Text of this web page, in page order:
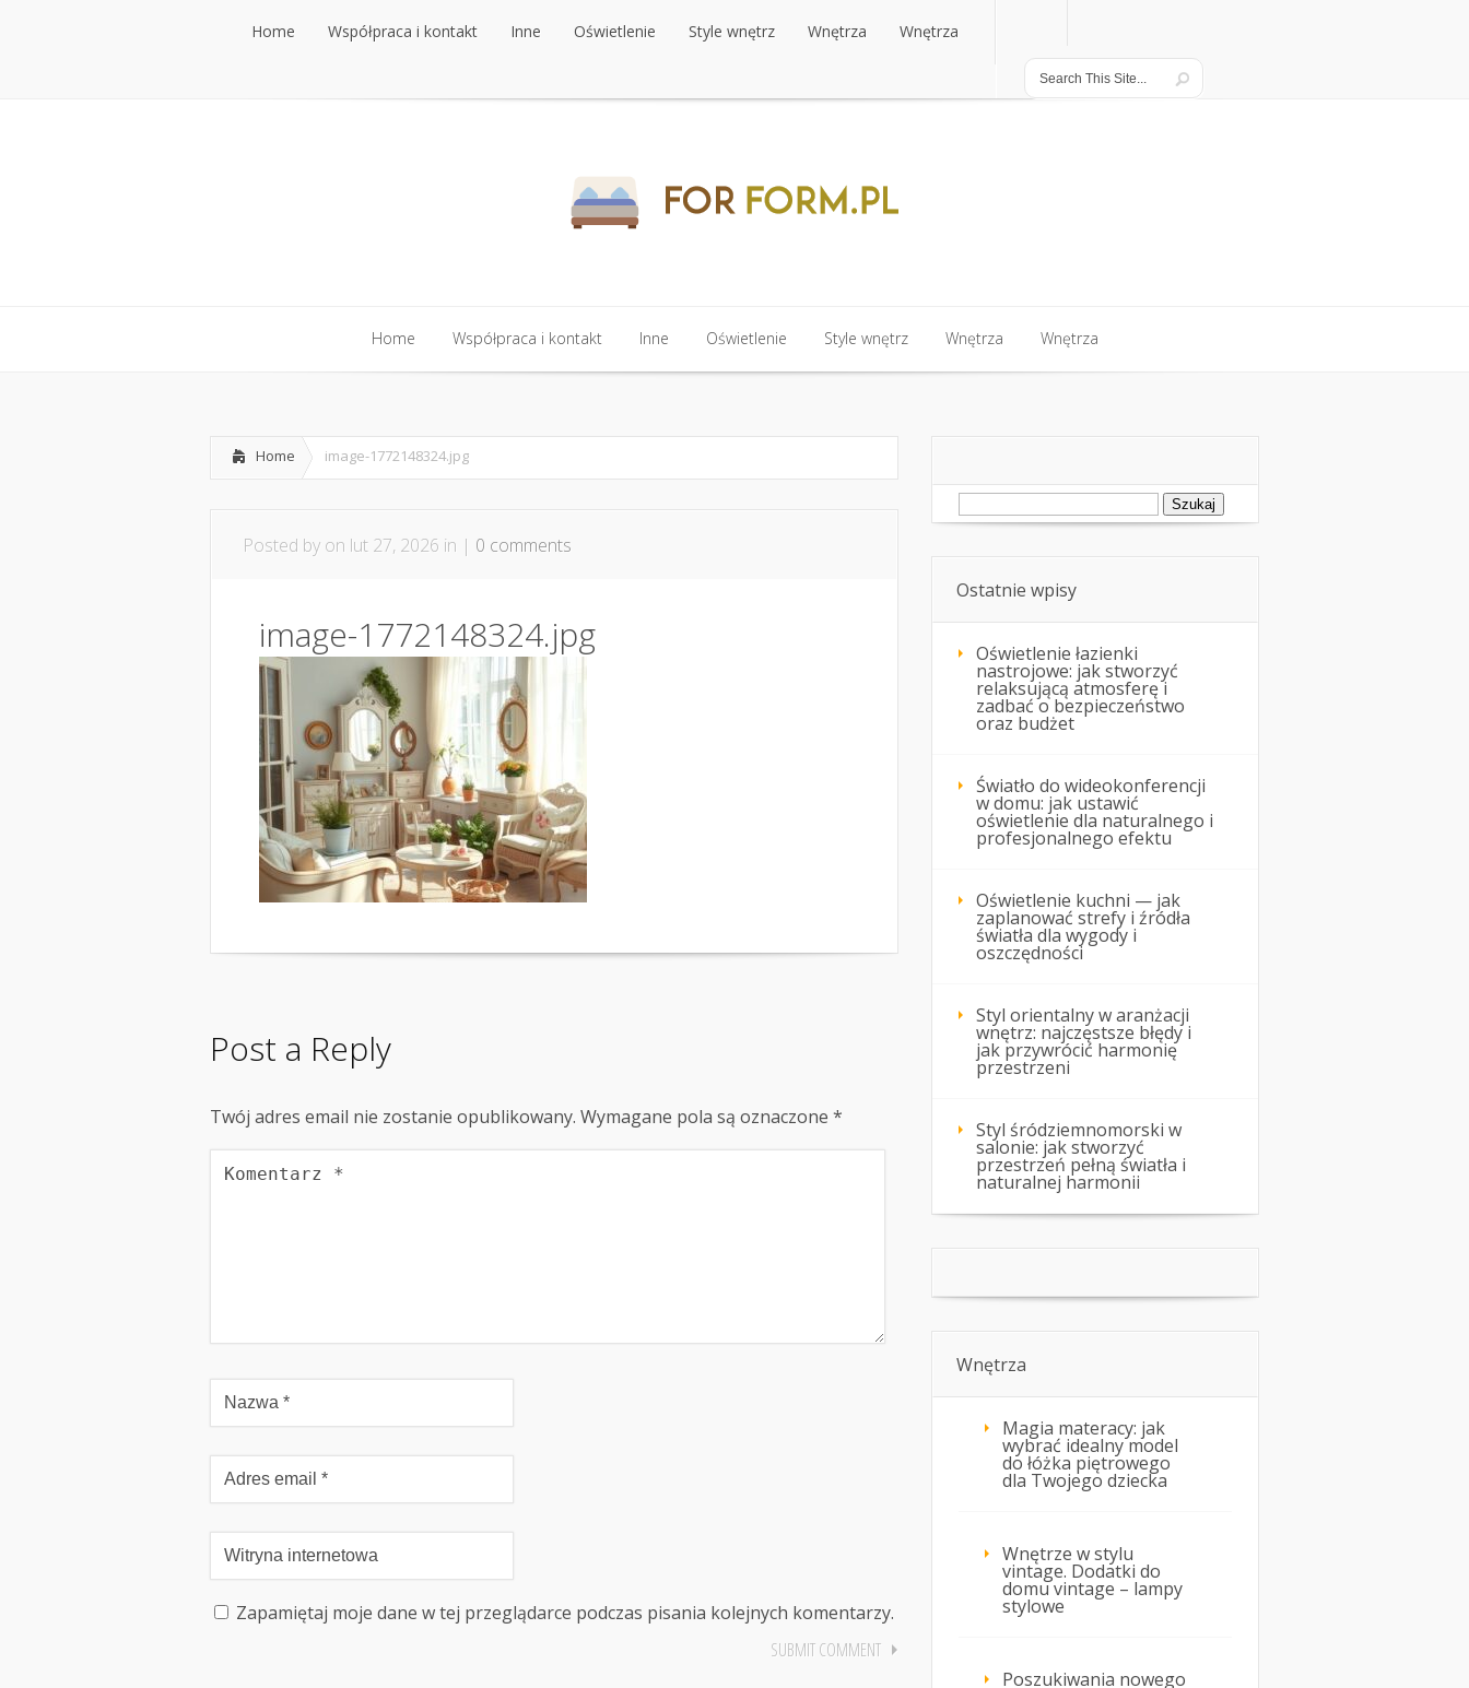
Home Współpraca i kontakt
Współpraca i kontakt
Inne
Inne
Oświetlenie
Oświetlenie
Style wnętrz
Style wnętrz
Wnętrza
Wnętrza
Wnętrza
Wnętrza
Home Współpraca i kontakt Inne Oświetlenie Style wnętrz Wnętrza Wnętrza
Home image-1772148324.jpg
Posted by on lut 27, 2026 in | 0 comments
image-1772148324.jpg
Post a Reply
Twój adres email nie zostanie opublikowany. Wymagane pola są oznaczone *
Zapamiętaj moje dane w tej przeglądarce podczas pisania kolejnych komentarzy.
Szukaj:
Ostatnie wpisy
Oświetlenie łazienki
nastrojowe: jak stworzyć
relaksującą atmosferę i
zadbać o bezpieczeństwo
oraz budżet
Światło do wideokonferencji
w domu: jak ustawić
oświetlenie dla naturalnego i
profesjonalnego efektu
Oświetlenie kuchni — jak
zaplanować strefy i źródła
światła dla wygody i
oszczędności
Styl orientalny w aranżacji
wnętrz: najczęstsze błędy i
jak przywrócić harmonię
przestrzeni
Styl śródziemnomorski w
salonie: jak stworzyć
przestrzeń pełną światła i
naturalnej harmonii
Wnętrza
Magia materacy: jak
wybrać idealny model
do łóżka piętrowego
dla Twojego dziecka
Wnętrze w stylu
vintage. Dodatki do
domu vintage – lampy
stylowe
Poszukiwania nowego